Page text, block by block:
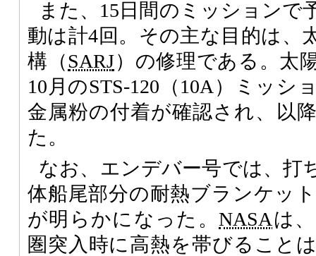
また、15日間のミッションで
動は計4回。その主な目的は、
構（SARJ）の修理である。太
10月のSTS-120（10A）ミッシ
金属粉の付着が確認され、以
た。
なお、エンデバー号では、打
体船尾部分の耐熱ブランケッ
が明らかになった。NASAは
圏突入時に高熱を帯びること